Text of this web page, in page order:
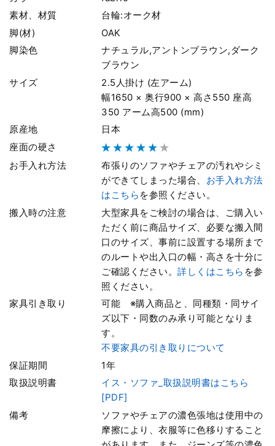
素材、材質
台輪:オーク材
脚(材)
OAK
脚染色
ナチュラル,アントンブラウン,ダーク
ブラウン
サイズ
2.5人掛け (左アーム)
幅1650 × 奥行900 × 高さ550 座高
350 アーム高500 (mm)
原産地
日本
座面の硬さ
お手入れ方法
布張りのソファやチェアの汚れやシミ
ができてしまった場合、 お手入れ方法
はこちら を参照ください。
搬入時の注意
大型家具をご検討の場合は、ご購入い
ただく前に商品サイズ、必要な搬入間
口のサイズ、事前に設置する場所まで
のルートや出入口の幅・高さを十分に
ご確認ください。詳しくはこちら を参
照ください。
家具引き取り
可能 ※購入商品と、同種類・同サイ
ズ以下・同数のみ承り可能となりま
す。
不要家具の引き取りについて
保証期間
1年
取扱説明書
イス・ソファ_取扱説明書はこちら
[PDF]
備考
ソファやチェアの濃色張地は使用中の
摩擦により、衣服等に色移りすること